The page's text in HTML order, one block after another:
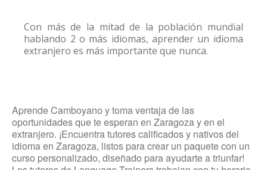
Con más de la mitad de la población mundial
hablando 2 o más idiomas, aprender un idioma
extranjero es más importante que nunca.
Aprende Camboyano y toma ventaja de las
oportunidades que te esperan en Zaragoza y en el
extranjero. ¡Encuentra tutores calificados y nativos del
idioma en Zaragoza, listos para crear un paquete con un
curso personalizado, diseñado para ayudarte a triunfar!